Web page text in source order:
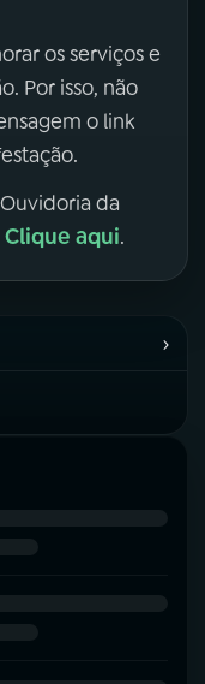
os serviços e
Por isso, não
o link
da
Clique aqui.
›